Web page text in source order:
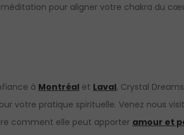
pour aligner votre chakra du
à Montréal et Laval, Crystal
votre pratique spirituelle. Venez nous
comment elle peut apporter amour et